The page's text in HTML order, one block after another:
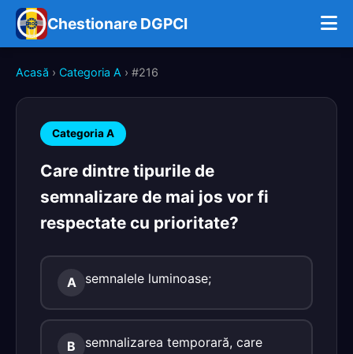
Chestionare DGPCI
Acasă › Categoria A › #216
Categoria A
Care dintre tipurile de
semnalizare de mai jos vor fi
respectate cu prioritate?
A semnalele luminoase;
B
semnalizarea temporară, care